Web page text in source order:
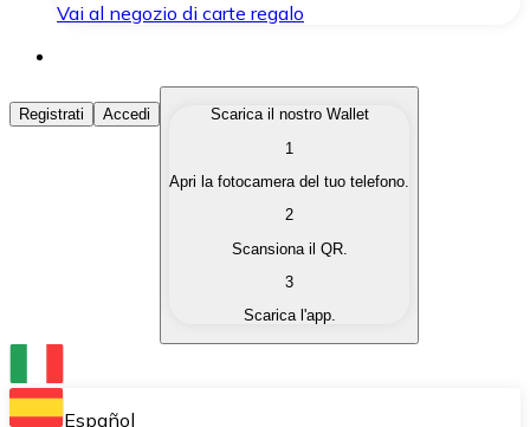
Vai al negozio di carte regalo
Acquista Criptovalute
Acquista le criptovalute che ti interessano in modo
Converti le tue criptovalute in valuta fiat quando ne
Scambia una criptovaluta con un'altra
Conserva le tue cripto in un Wallet self-custodial.
Registrati Accedi
Scarica il nostro Wallet
1
Apri la fotocamera del tuo telefono.
2
Scansiona il QR.
3
Scarica l'app.
Español